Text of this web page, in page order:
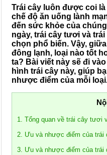
Trái cây luôn được coi
chế độ ăn uống lành
đến sức khỏe của
ngày, trái cây tươi và
chọn phổ biến. Vậy,
đông lạnh, loại nào tốt
ta? Bài viết này sẽ đi
hình trái cây này, giúp
nhược điểm của mỗi
1. Tổng quan về trái cây tươi
2. Ưu và nhược điểm của trái
3. Ưu và nhược điểm của trái